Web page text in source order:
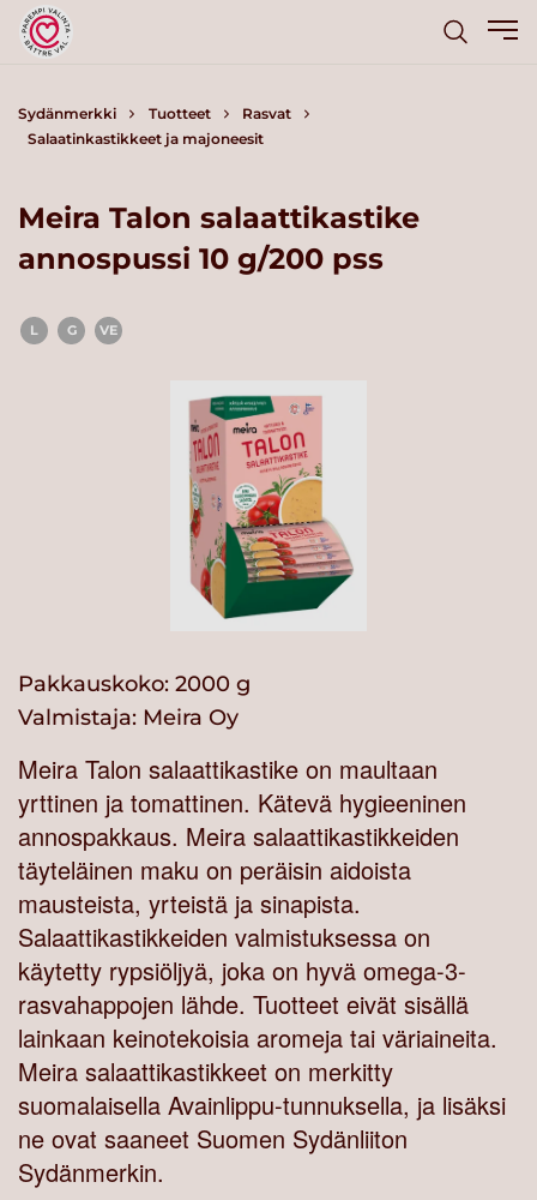
Sydänmerkki Tuotteet
Rasvat
Salaatinkastikkeet ja majoneesit
Meira Talon salaattikastike
annospussi 10 g/200 pss
L G VE
Pakkauskoko: 2000 g
Valmistaja: Meira Oy
Meira Talon salaattikastike on maultaan
yrttinen ja tomattinen. Kätevä hygieeninen
annospakkaus. Meira salaattikastikkeiden
täyteläinen maku on peräisin aidoista
mausteista, yrteistä ja sinapista.
Salaattikastikkeiden valmistuksessa on
käytetty rypsiöljyä, joka on hyvä omega-3-
rasvahappojen lähde. Tuotteet eivät sisällä
lainkaan keinotekoisia aromeja tai väriaineita.
Meira salaattikastikkeet on merkitty
suomalaisella Avainlippu-tunnuksella, ja lisäksi
ne ovat saaneet Suomen Sydänliiton
Sydänmerkin.